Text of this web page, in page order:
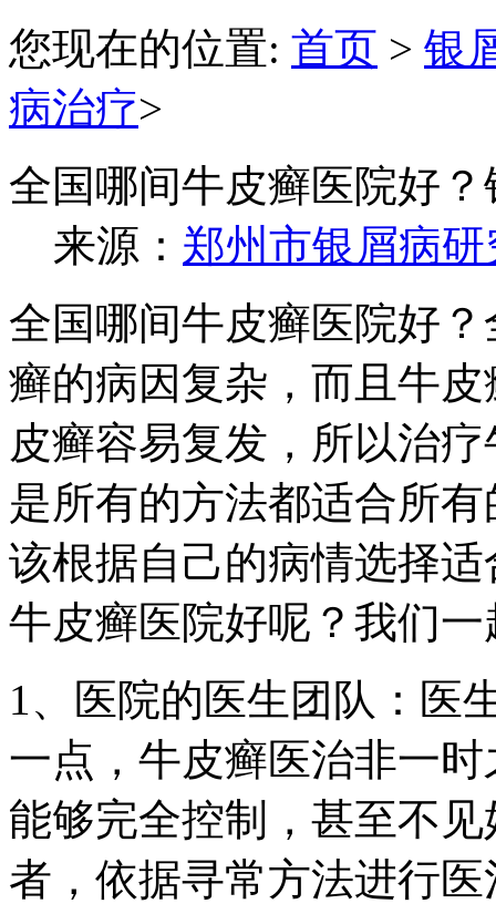
您现在的位置: 首页 > 银
病治疗>
全国哪间牛皮癣医院好
来源： 郑州市银屑病研
全国哪间牛皮癣医院好
癣的病因复杂，而且牛
皮癣容易复发，所以治
是所有的方法都适合所
该根据自己的病情选择
牛皮癣医院好呢？我们
1、医院的医生团队：医
一点，牛皮癣医治非一
能够完全控制，甚至不
者，依据寻常方法进行